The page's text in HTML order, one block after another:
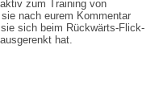
zum Training von
nach eurem Kommentar
sich beim Rückwärts-Flick-
hat.